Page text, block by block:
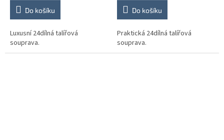
Do košíku
Luxusní 24dílná talířová
souprava.
Do košíku
Praktická 24dílná talířová
souprava.